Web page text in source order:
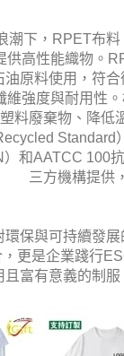
潮下，RPET布
供高性能織物。
油原料使用，符
維強度與耐用性
料廢棄物、降低
Standard
和AATCC 100
三方機構提供
環保與可持續發
更是企業踐行
且富有意義的制